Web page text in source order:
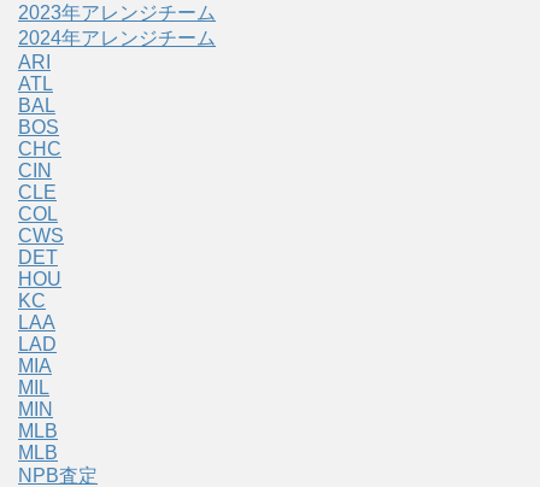
2023年アレンジチーム
2024年アレンジチーム
ARI
ATL
BAL
BOS
CHC
CIN
CLE
COL
CWS
DET
HOU
KC
LAA
LAD
MIA
MIL
MIN
MLB
MLB
NPB査定